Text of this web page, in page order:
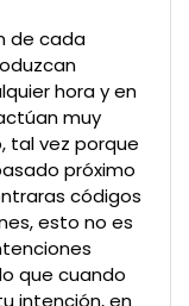
de cada
hora y en
muy
tal vez porque
próximo
códigos
esto no es
que cuando
intención, en